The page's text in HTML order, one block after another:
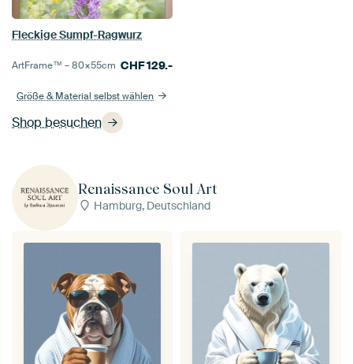
Shop besuchen
Fleckige Sumpf-Ragwurz
ArtFrame™ –80×55cm CHF129.-
Größe & Material selbst wählen
Renaissance Soul Art
Hamburg, Deutschland